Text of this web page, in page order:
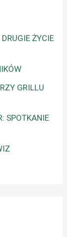
ŻYCIE
GRILLU
SPOTKANIE